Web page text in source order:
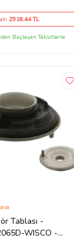
2918,44 TL
Başlayan Taksitlerle
Tablası -
WISCO -